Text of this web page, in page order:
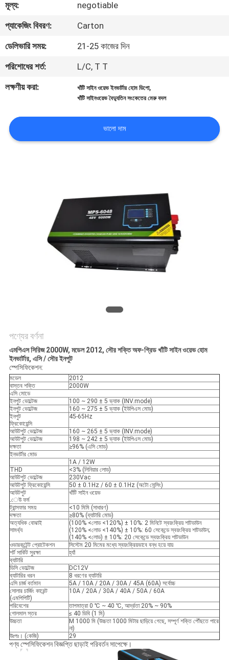
নিয়ন্ত্রণ
আমাদের
সাথে
যোগাযোগ
খবর
একটি
মূল্য:
negotiable
প্যাকেজিং বিবরণ:
Carton
ডেলিভারি সময়:
21-25 কাজের দিন
পরিশোধের শর্ত:
L/C, T T
লক্ষণীয় করা:
খাঁটি সাইন ওয়েভ ইনভার্টার হোম ডিপো,
খাঁটি সাইনওয়েভ বৈদ্যুতিন সংকেতের মেরু বদল
ভালো দাম
পণ্যের বর্ণনা
এমপিএস সিরিজ 2000W, মডেল 2012, সৌর শক্তি অফ-গ্রিড খাঁটি সাইন ওয়েভ হোম
ইনভার্টার, এসি / সৌর ইনপুট
স্পেসিফিকেশন:
মডেল
2012
বাস্তব শক্তি
2000W
এসি মোডে
ইনপুট ভোল্টেজ
100 ~ 290 ± 5 ভ্যাক (INV.mode)
ইনপুট ভোল্টেজ
160 ~ 275 ± 5 ভ্যাক (ইউপিএস মোড)
ইনপুট
ফ্রিকোয়েন্সি
45-65Hz
আউটপুট ভোল্টেজ
160 ~ 265 ± 5 ভ্যাক (INV.mode)
আউটপুট ভোল্টেজ
198 ~ 242 ± 5 ভ্যাক (ইউপিএস মোড)
দক্ষতা
≥96% (এসি মোড)
ইনভার্টার মোড
1A / 12W
THD
<3% (লিনিয়ার লোড)
আউটপুট ভোল্টেজ
230Vac
আউটপুট ফ্রিকোয়েন্সি
50 ± 0.1Hz / 60 ± 0.1Hz (অটো সেন্সিং)
আউটপুট
.েউ ফর্ম
খাঁটি সাইন ওয়েভ
ট্রান্সফার সময়
<10 মিমি (সাধারণ)
দক্ষতা
≥80% (ব্যাটারি মোড)
অত্যধিক বোঝাই
সামর্থ্য
(100% <লোড <120%) ± 10%: 2 মিনিটে স্বয়ংক্রিয় শাটডাউন
(120% <লোড <140%) ± 10%: 60 সেকেন্ডে স্বয়ংক্রিয় শাটডাউন;
(140% <লোড) ± 10%: 20 সেকেন্ডে স্বয়ংক্রিয় শাটডাউন
ওভারকন্টেন্ট প্রোটেকশন
সিস্টেম 20 মিমের মধ্যে স্বয়ংক্রিয়ভাবে বন্ধ হয়ে যায়
শর্ট সার্কিট সুরক্ষা
হ্যাঁ
ব্যাটারি
ডিসি ভোল্টেজ
DC12V
ব্যাটারির ধরন
8 ধরণের ব্যাটারি
এসি চার্জ বর্তমান
5A / 10A / 20A / 30A / 45A (60A) সর্বোচ্চ
সোলার চার্জিং কারেন্ট
(এমপিপিটি)
10A / 20A / 30A / 40A / 50A / 60A
পরিবেশের
তাপমাত্রা 0 ℃ ~ 40 ℃, আর্দ্রতা 20% ~ 90%
গোলমাল স্তর
≤ 40 ডিবি (1 মি)
উচ্চতা
M 1000 মি (উচ্চতা 1000 মিটার ছাড়িয়ে গেছে, সম্পূর্ণ শক্তি পৌঁছতে পারে
না)
উঃপঃ। (কেজি)
29
পণ্য স্পেসিফিকেশন বিজ্ঞপ্তি ছাড়াই পরিবর্তন সাপেক্ষে।